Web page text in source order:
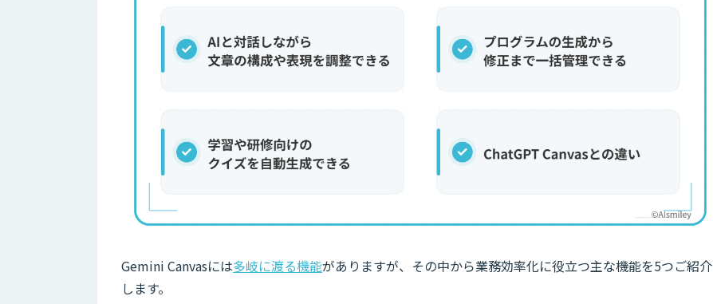
Gemini Canvasには多岐に渡る機能がありますが、その中から業務効率化に役立つ主な機能を5つご紹介
します。